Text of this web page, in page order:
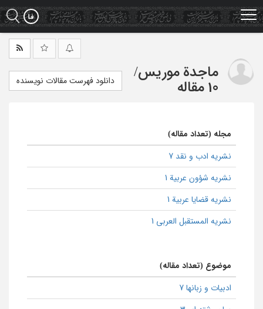
Skip
to
main
ماجدة موریس/
10 مقاله
دانلود فهرست مقالات نویسنده
مجله (تعداد مقاله)
نشریه ادب و نقد 7
نشریه شؤون عربیة 1
نشریه قضایا عربیة 1
نشریه المستقبل العربی 1
موضوع (تعداد مقاله)
ادبیات و زبانها 7